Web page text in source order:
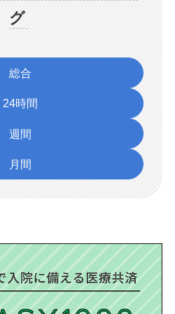
グ
総合
24時間
週間
月間